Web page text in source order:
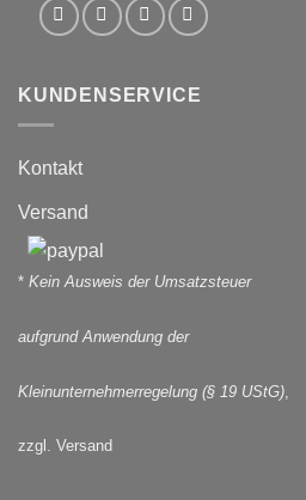
KUNDENSERVICE
Kontakt
Versand
* Kein Ausweis der Umsatzsteuer
aufgrund Anwendung der
Kleinunternehmerregelung (§ 19 UStG)
zzgl. Versand